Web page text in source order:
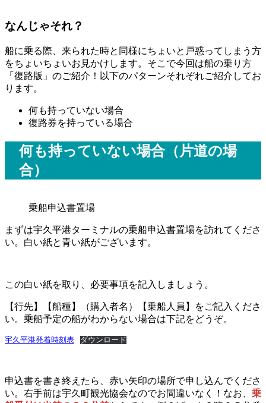
なんじゃそれ？
船に乗る際、来られた時と同様にちょいと戸惑ってしまう方
をちょいちょいお見かけします。そこで今回は船の乗り方
「復路版」のご紹介！以下のパターンそれぞれご紹介してお
ります。
何も持っていない場合
復路券を持っている場合
何も持っていない場合（片道の場
合）
乗船申込書置場
まずは宇久平港ターミナルの乗船申込書置場を訪れてくださ
い。白い紙と青い紙がございます。
この白い紙を取り、必要事項を記入しましょう。
【行先】【船種】（購入者名）【乗船人員】をご記入くださ
い。乗船予定の船がわからない場合は下記をどうぞ。
宇久平港発着時刻表 ダウンロード
申込書を書き終えたら、赤い矢印の場所で申し込んでくださ
い。右手前は宇久町観光協会なのでお間違いなく！なお、 乗